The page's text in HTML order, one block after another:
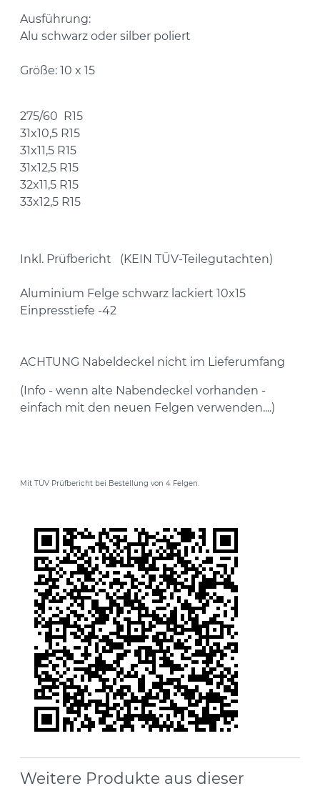
Ausführung:
Alu schwarz oder silber poliert
Größe: 10 x 15
275/60 R15
31x10,5 R15
31x11,5 R15
31x12,5 R15
32x11,5 R15
33x12,5 R15
Inkl. Prüfbericht (KEIN TÜV-Teilegutachten)
Aluminium Felge schwarz lackiert 10x15
Einpresstiefe -42
ACHTUNG Nabeldeckel nicht im Lieferumfang
(Info - wenn alte Nabendeckel vorhanden -
einfach mit den neuen Felgen verwenden....)
Mit TÜV Prüfbericht bei Bestellung von 4 Felgen.
Weitere Produkte aus dieser